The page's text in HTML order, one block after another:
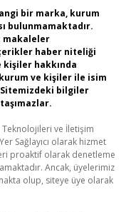
bir marka, kurum
bulunmamaktadır.
makaleler
haber niteliği
kişiler hakkında
ve kişiler ile isim
bilgiler
Teknolojileri ve İletişim
Sağlayıcı olarak hizmet
proaktif olarak denetleme
Ancak, üyelerimiz
olup, siteye üye olarak